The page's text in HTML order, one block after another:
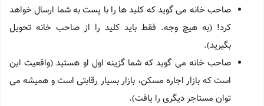
صاحب خانه می گوید که کلید ها را با پست به شما ارسال خواهد
کرد! (به هیچ وجه. فقط باید کلید را از صاحب خانه تحویل
بگیرید).
صاحب خانه می گوید که شما گزینه اول او هستید (واقعیت این
است که بازار اجاره مسکن، بازار بسیار رقابتی است و همیشه می
توان مستاجر دیگری را یافت).